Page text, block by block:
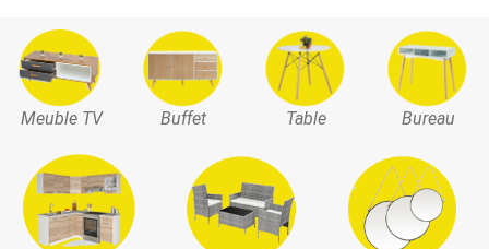
Meuble TV Buffet Table Bureau